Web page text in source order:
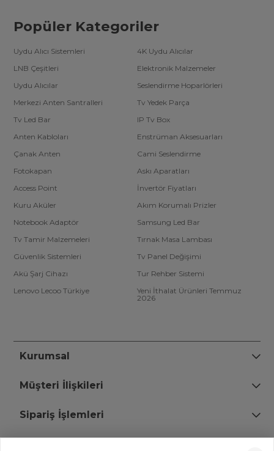
Popüler Kategoriler
Uydu Alıcı Sistemleri
4K Uydu Alıcılar
LNB Çeşitleri
Elektronik Malzemeler
Uydu Alıcılar
Seslendirme Hoparlörleri
Merkezi Anten Santralleri
Tv Yedek Parça
Tv Led Bar
IP Tv Box
Anten Kabloları
Enstrüman Aksesuarları
Çanak Anten
Cami Seslendirme
Fotokapan
Askı Aparatları
Access Point
İnvertör Fiyatları
Kuru Aküler
Akım Korumalı Prizler
Notebook Adaptör
Samsung Led Bar
Tv Tamir Malzemeleri
Tırnak Masa Lambası
Güvenlik Sistemleri
Tv Panel Değişimi
Akü Şarj Cihazı
Tur Rehber Sistemi
Lenovo Lecoo Türkiye
Yeni İthalat Ürünleri Temmuz
2026
Kurumsal
Müşteri İlişkileri
Sipariş İşlemleri